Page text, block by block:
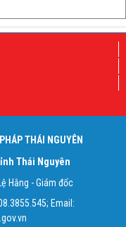
THÁI NGUYÊN
Thái Nguyên
Hằng - Giám đốc
Email: